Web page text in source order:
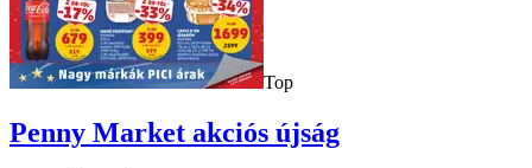
Top
Penny Market akciós újság